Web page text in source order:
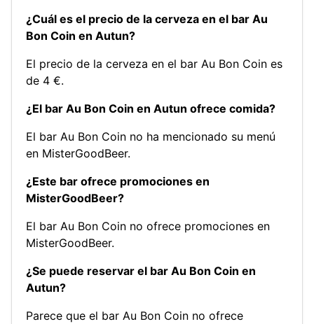
¿Cuál es el precio de la cerveza en el bar Au
Bon Coin en Autun?
El precio de la cerveza en el bar Au Bon Coin es
de 4 €.
¿El bar Au Bon Coin en Autun ofrece comida?
El bar Au Bon Coin no ha mencionado su menú
en MisterGoodBeer.
¿Este bar ofrece promociones en
MisterGoodBeer?
El bar Au Bon Coin no ofrece promociones en
MisterGoodBeer.
¿Se puede reservar el bar Au Bon Coin en
Autun?
Parece que el bar Au Bon Coin no ofrece